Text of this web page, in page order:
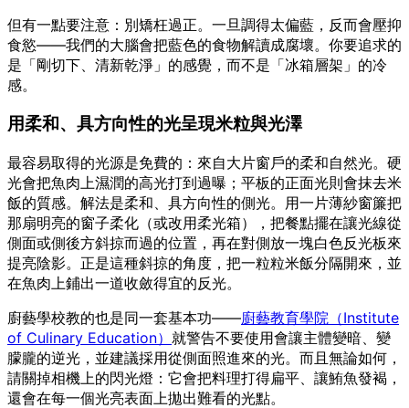
但有一點要注意：別矯枉過正。一旦調得太偏藍，反而會壓抑
食慾——我們的大腦會把藍色的食物解讀成腐壞。你要追求的
是「剛切下、清新乾淨」的感覺，而不是「冰箱層架」的冷
感。
用柔和、具方向性的光呈現米粒與光澤
最容易取得的光源是免費的：來自大片窗戶的柔和自然光。硬
光會把魚肉上濕潤的高光打到過曝；平板的正面光則會抹去米
飯的質感。解法是柔和、具方向性的側光。用一片薄紗窗簾把
那扇明亮的窗子柔化（或改用柔光箱），把餐點擺在讓光線從
側面或側後方斜掠而過的位置，再在對側放一塊白色反光板來
提亮陰影。正是這種斜掠的角度，把一粒粒米飯分隔開來，並
在魚肉上鋪出一道收斂得宜的反光。
廚藝學校教的也是同一套基本功——廚藝教育學院（Institute
of Culinary Education） 就警告不要使用會讓主體變暗、變
朦朧的逆光，並建議採用從側面照進來的光。而且無論如何，
請關掉相機上的閃光燈：它會把料理打得扁平、讓鮪魚發褐，
還會在每一個光亮表面上拋出難看的光點。